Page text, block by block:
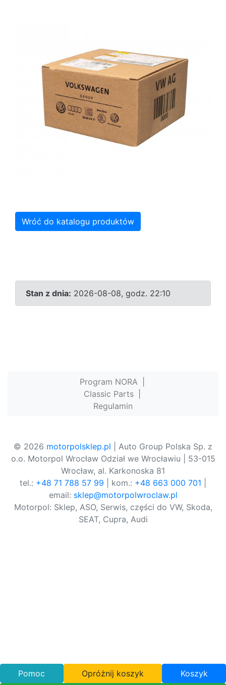
Wróć do katalogu produktów
Stan z dnia: 2026-08-08, godz. 22:10
Program NORA
Classic Parts
Regulamin
© 2026 motorpolsklep.pl | Auto Group Polska Sp. z
o.o. Motorpol Wrocław Odział we Wrocławiu | 53-015
Wrocław, al. Karkonoska 81
tel.: +48 71 788 57 99 | kom.: +48 663 000 701
email: sklep@motorpolwroclaw.pl
Motorpol: Sklep, ASO, Serwis, części do VW, Skoda,
SEAT, Cupra, Audi
Pomoc Opróżnij koszyk Koszyk